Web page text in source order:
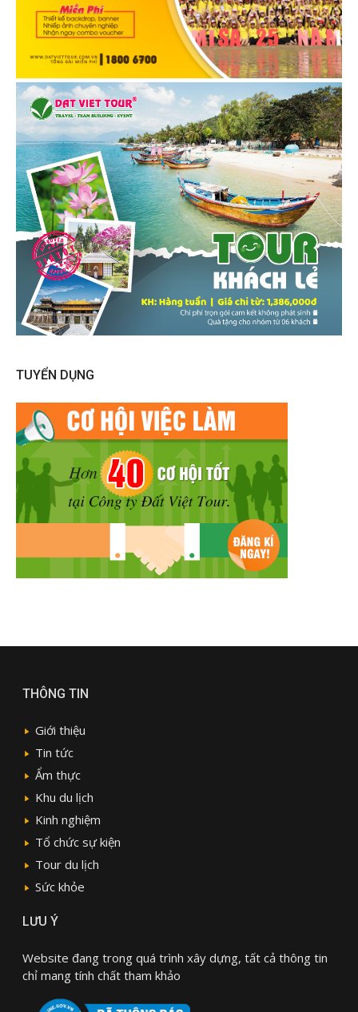
TUYỂN DỤNG
THÔNG TIN
Giới thiệu
Tin tức
Ẩm thực
Khu du lịch
Kinh nghiệm
Tổ chức sự kiện
Tour du lịch
Sức khỏe
LƯU Ý
Website đang trong quá trình xây dựng, tất cả thông tin
chỉ mang tính chất tham khảo